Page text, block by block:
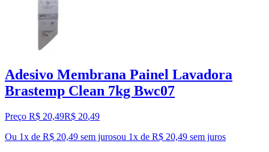
Adesivo Membrana Painel Lavadora
Brastemp Clean 7kg Bwc07
Preço R$ 20,49R$ 20,49
Ou 1x de R$ 20,49 sem jurosou 1x de R$ 20,49 sem juros